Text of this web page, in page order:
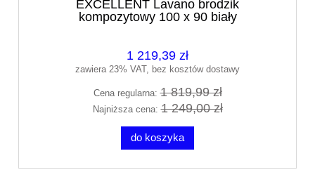
EXCELLENT Lavano brodzik
kompozytowy 100 x 90 biały
1 219,39 zł
zawiera 23% VAT, bez kosztów dostawy
Cena regularna:1 819,99 zł
Najniższa cena:1 249,00 zł
do koszyka